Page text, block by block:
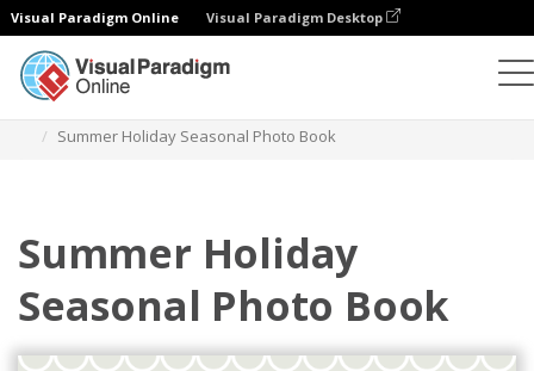
Visual Paradigm Online Visual Paradigm Desktop
Summer Holiday Seasonal Photo Book
Summer Holiday
Seasonal Photo Book